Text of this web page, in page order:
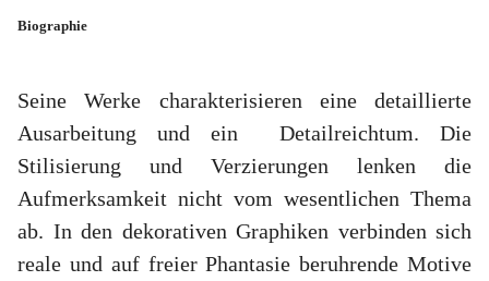
Biographie
Seine Werke charakterisieren eine detaillierte
Ausarbeitung und ein Detailreichtum. Die
Stilisierung und Verzierungen lenken die
Aufmerksamkeit nicht vom wesentlichen Thema
ab. In den dekorativen Graphiken verbinden sich
reale und auf freier Phantasie beruhrende Motive